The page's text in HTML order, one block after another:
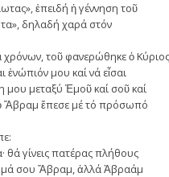
ἐπειδή ἡ γέννηση τοῦ
δηλαδή χαρά στόν
χρόνων, τοῦ φανερώθηκε ὁ Κύριος
μου καί νά εἶσαι
μου μεταξύ Ἐμοῦ καί σοῦ καί
Ἅβραμ ἔπεσε μέ τό πρόσωπό
γίνεις πατέρας πλήθους
σου Ἅ­βραμ, ἀλλά Ἀβραάμ